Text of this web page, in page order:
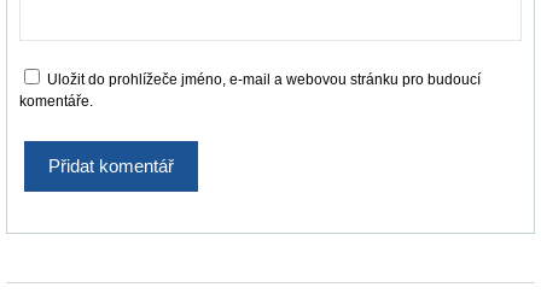
Uložit do prohlížeče jméno, e-mail a webovou stránku pro budoucí
komentáře.